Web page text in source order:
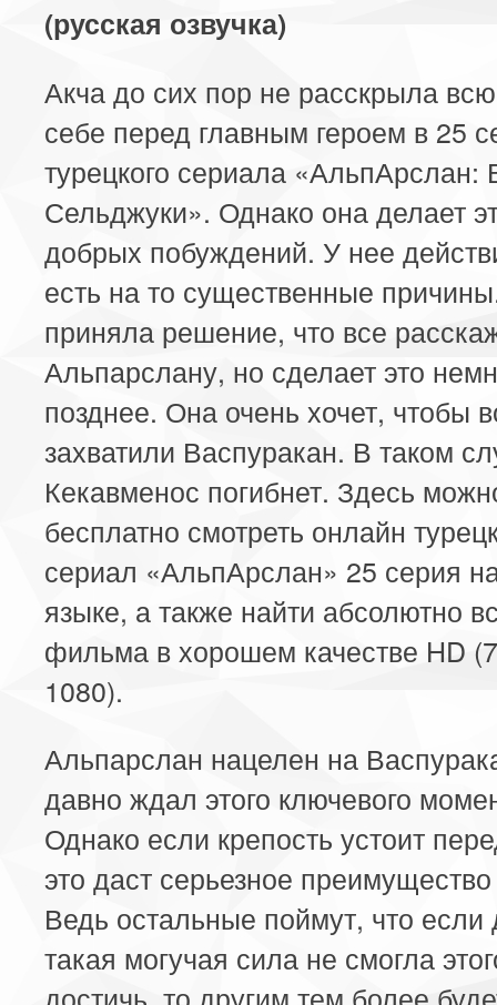
(русская озвучка)
Акча до сих пор не расскрыла
себе перед главным героем в 25
турецкого сериала «АльпАрслан:
Сельджуки». Однако она делает
добрых побуждений. У нее
есть на то существенные
приняла решение, что все
Альпарслану, но сделает это
позднее. Она очень хочет, чтобы
захватили Васпуракан. В таком
Кекавменос погибнет. Здесь
бесплатно смотреть онлайн
сериал «АльпАрслан» 25 серия
языке, а также найти абсолютно
фильма в хорошем качестве HD
1080).
Альпарслан нацелен на
давно ждал этого ключевого
Однако если крепость устоит
это даст серьезное
Ведь остальные поймут, что если
такая могучая сила не смогла
достичь, то другим тем более